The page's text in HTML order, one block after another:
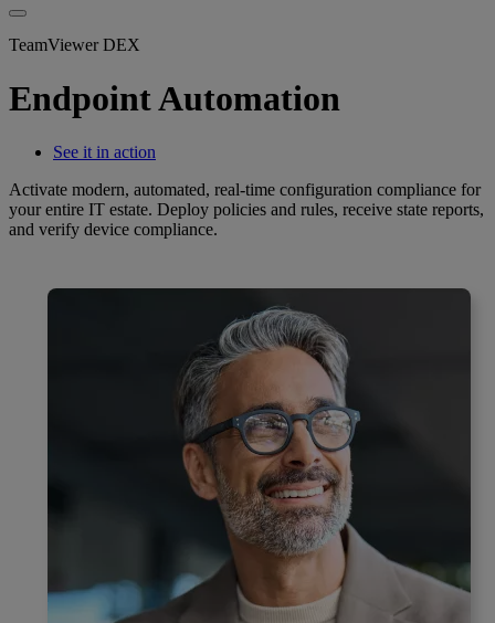
TeamViewer DEX
Endpoint Automation
See it in action
Activate modern, automated, real-time configuration compliance for
your entire IT estate. Deploy policies and rules, receive state reports,
and verify device compliance.